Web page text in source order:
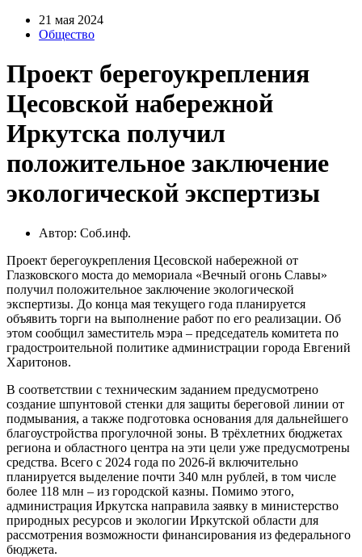
21 мая 2024
Общество
Проект берегоукрепления
Цесовской набережной
Иркутска получил
положительное заключение
экологической экспертизы
Автор: Соб.инф.
Проект берегоукрепления Цесовской набережной от
Глазковского моста до мемориала «Вечный огонь Славы»
получил положительное заключение экологической
экспертизы. До конца мая текущего года планируется
объявить торги на выполнение работ по его реализации. Об
этом сообщил заместитель мэра – председатель комитета по
градостроительной политике администрации города Евгений
Харитонов.
В соответствии с техническим заданием предусмотрено
создание шпунтовой стенки для защиты береговой линии от
подмывания, а также подготовка основания для дальнейшего
благоустройства прогулочной зоны. В трёхлетних бюджетах
региона и областного центра на эти цели уже предусмотрены
средства. Всего с 2024 года по 2026-й включительно
планируется выделение почти 340 млн рублей, в том числе
более 118 млн – из городской казны. Помимо этого,
администрация Иркутска направила заявку в министерство
природных ресурсов и экологии Иркутской области для
рассмотрения возможности финансирования из федерального
бюджета.